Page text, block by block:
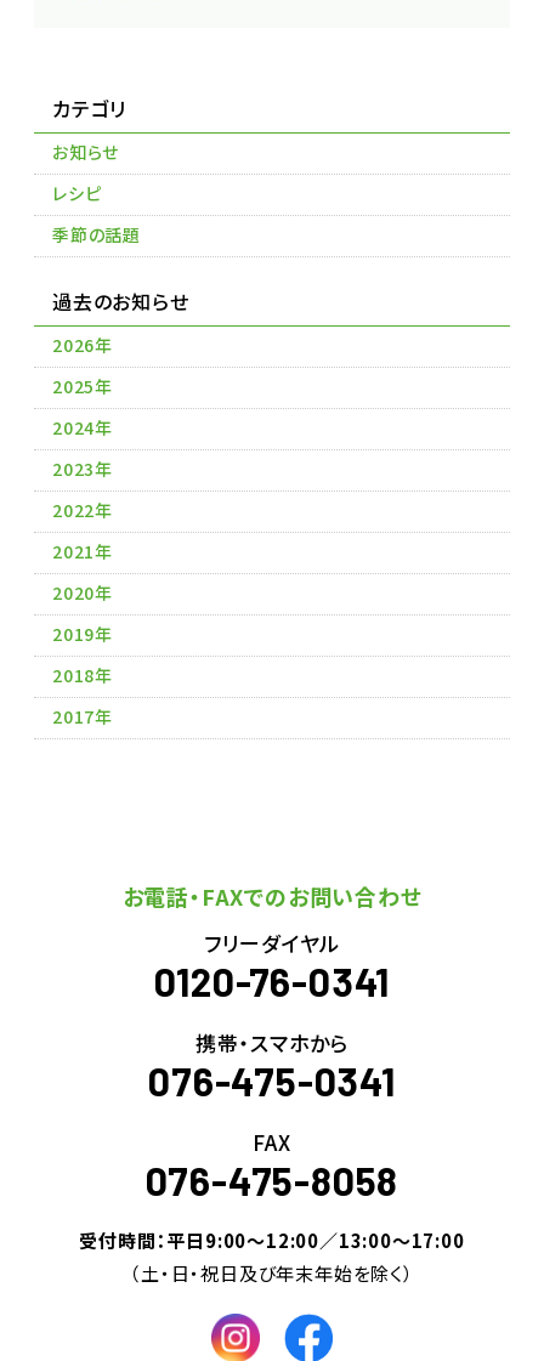
カテゴリ
お知らせ
レシピ
季節の話題
過去のお知らせ
2026年
2025年
2024年
2023年
2022年
2021年
2020年
2019年
2018年
2017年
お電話・FAXでのお問い合わせ
フリーダイヤル
0120-76-0341
携帯・スマホから
076-475-0341
FAX
076-475-8058
受付時間：平日9:00～12:00／13:00～17:00
（土・日・祝日及び年末年始を除く）